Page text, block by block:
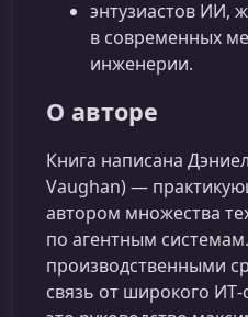
энтузиастов ИИ,
в современных
инженерии.
О авторе
Книга написана
Vaughan) —
автором множества
по агентным
производственными
связь от широкого